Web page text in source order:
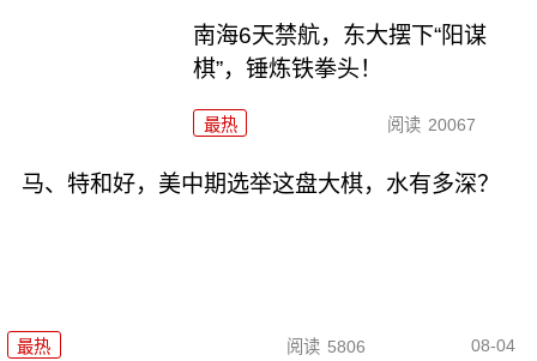
南海6天禁航，东大摆下“阳谋
棋”，锤炼铁拳头！
最热 阅读 20067
马、特和好，美中期选举这盘大棋，水有多深？
最热 阅读 5806 08-04